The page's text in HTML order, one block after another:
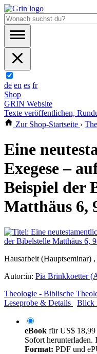
de en es fr
Shop
GRIN Website
Texte veröffentlichen,
Zur Shop-Startseite ›
Eine
Exegese –
Beispiel der
Matthäus 6,
Hausarbeit (Hauptseminar)
Autor:in: Pia Brinkkoetter
Theologie - Biblische
Leseprobe & Details
Blick
eBook fürUS$ 18,99
Sofort
Format: PDF und